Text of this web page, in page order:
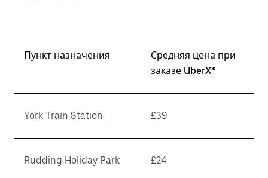
Пункт назначения
Средняя цена при
заказе UberX*
York Train Station £39
Rudding Holiday Park £24